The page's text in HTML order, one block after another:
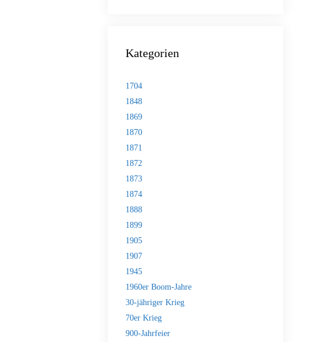
Kategorien
1704
1848
1869
1870
1871
1872
1873
1874
1888
1899
1905
1907
1945
1960er Boom-Jahre
30-jähriger Krieg
70er Krieg
900-Jahrfeier